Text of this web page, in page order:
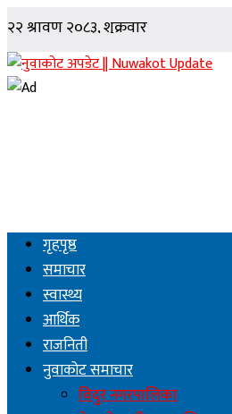
गृहपृष्ठ
समाचार
स्वास्थ्य
आर्थिक
राजनिती
नुवाकोट समाचार
विदुर नगरपालिका